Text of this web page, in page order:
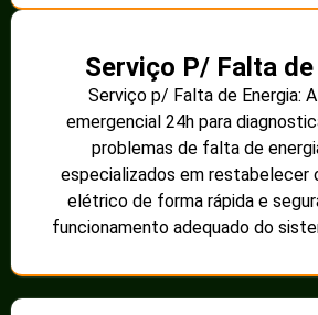
Serviço P/ Falta
Serviço p/ Falta de Energia:
emergencial 24h para
problemas de falta de
especializados em restabelecer
elétrico de forma rápida e
funcionamento adequado do